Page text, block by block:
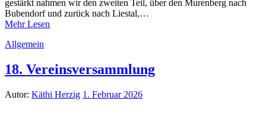
gestärkt nahmen wir den zweiten Teil, über den Murenberg nach
Bubendorf und zurück nach Liestal,…
Mehr Lesen
Allgemein
18. Vereinsversammlung
Autor: Käthi Herzig 1. Februar 2026